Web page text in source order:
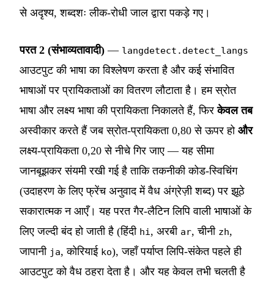
से अदृश्य, शब्दशः लीक-रोधी जाल द्वारा पकड़े गए।
परत 2 (संभाव्यतावादी) — langdetect.detect_langs
आउटपुट की भाषा का विश्लेषण करता है और कई संभावित
भाषाओं पर प्रायिकताओं का वितरण लौटाता है। हम स्रोत
भाषा और लक्ष्य भाषा की प्रायिकता निकालते हैं, फिरकेवल तब
अस्वीकार करते हैं जब स्रोत-प्रायिकता 0,80 से ऊपर हो और
लक्ष्य-प्रायिकता 0,20 से नीचे गिर जाए — यह सीमा
जानबूझकर संयमी रखी गई है ताकि तकनीकी कोड-स्विचिंग
(उदाहरण के लिए फ्रेंच अनुवाद में वैध अंग्रेज़ी शब्द) पर झूठे
सकारात्मक न आएँ। यह परत गैर-लैटिन लिपि वाली भाषाओं के
लिए जल्दी बंद हो जाती है (हिंदी hi , अरबी ar, चीनी zh,
जापानी ja, कोरियाई ko), जहाँ पर्याप्त लिपि-संकेत पहले ही
आउटपुट को वैध ठहरा देता है। और यह केवल तभी चलती है